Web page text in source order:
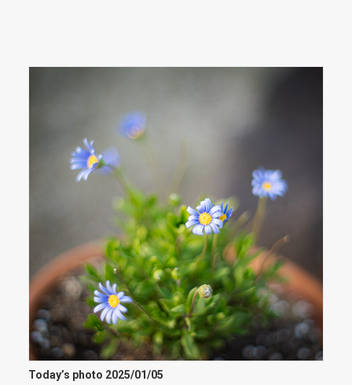
Today’s photo 2025/01/05